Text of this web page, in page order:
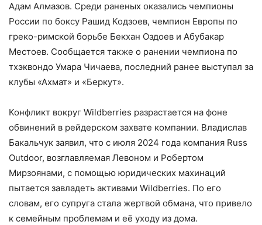
Адам Алмазов. Среди раненых оказались чемпионы
России по боксу Рашид Кодзоев, чемпион Европы по
греко-римской борьбе Бекхан Оздоев и Абубакар
Местоев. Сообщается также о ранении чемпиона по
тхэквондо Умара Чичаева, последний ранее выступал за
клубы «Ахмат» и «Беркут».
Конфликт вокруг Wildberries разрастается на фоне
обвинений в рейдерском захвате компании. Владислав
Бакальчук заявил, что с июля 2024 года компания Russ
Outdoor, возглавляемая Левоном и Робертом
Мирзоянами, с помощью юридических махинаций
пытается завладеть активами Wildberries. По его
словам, его супруга стала жертвой обмана, что привело
к семейным проблемам и её уходу из дома.